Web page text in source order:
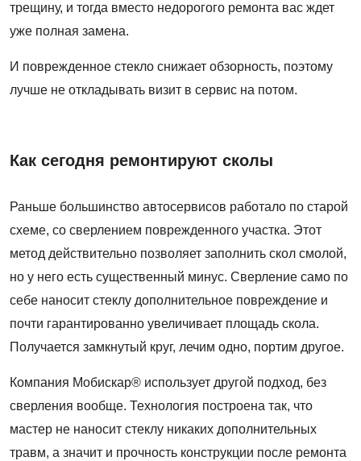
трещину, и тогда вместо недорогого ремонта вас ждет
уже полная замена.
И поврежденное стекло снижает обзорность, поэтому
лучше не откладывать визит в сервис на потом.
Как сегодня ремонтируют сколы
Раньше большинство автосервисов работало по старой
схеме, со сверлением поврежденного участка. Этот
метод действительно позволяет заполнить скол смолой,
но у него есть существенный минус. Сверление само по
себе наносит стеклу дополнительное повреждение и
почти гарантированно увеличивает площадь скола.
Получается замкнутый круг, лечим одно, портим другое.
Компания Мобискар® использует другой подход, без
сверления вообще. Технология построена так, что
мастер не наносит стеклу никаких дополнительных
травм, а значит и прочность конструкции после ремонта